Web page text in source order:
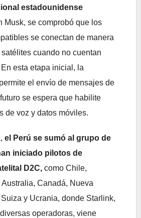
estadounidense
Musk, se comprobó que los
se conectan de manera
cuando no cuentan
esta etapa inicial, la
el envío de mensajes de
se espera que habilite
de voz y datos móviles.
el Perú se sumó al grupo de
iniciado pilotos de
D2C, como Chile,
Canadá, Nueva
y Ucrania, donde Starlink,
operadoras, viene